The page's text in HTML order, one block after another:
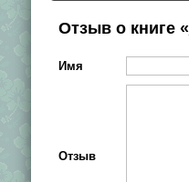
Отзыв о книге «
Имя
Отзыв